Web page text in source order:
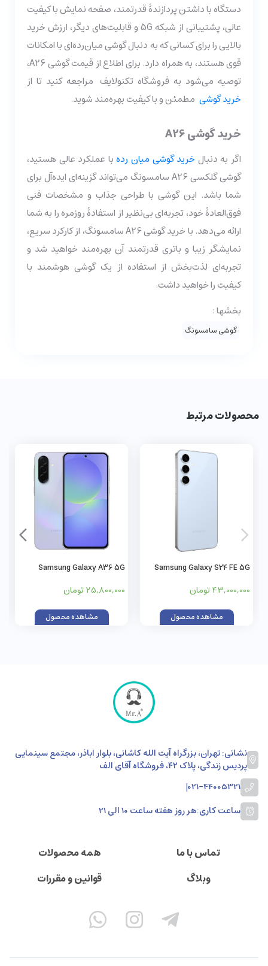
دستگاه با داشتن پردازندۀ قدرتمند، صفحه نمایش با کیفیت
عالی، پشتیبانی از شبکه 5G و قابلیت‌های دیگر، ارزش خرید
بالایی را برای کسانی که به دنبال گوشی میان‌رده‌ای با امکانات
قوی هستند، به همراه دارد. برای اطلاع از قیمت گوشی A26،
توصیه می‌شود به فروشگاه تکنولایف مراجعه کنید تا از
خرید گوشی مطمئن و با کیفیت بهره‌مند شوید.
خرید گوشی A26
اگر به دنبال خرید گوشی میان‌ ردهبا عملکرد عالی هستید،
گوشی گلکسی A26 سامسونگ می‌تواند گزینه‌ای ایده‌آل برای
شما باشد. این گوشی با طراحی جذاب و مشخصات فنی
فوق‌العادۀ خود، تجربه‌ای بی‌نظیر از استفادۀ روزمره را به شما
ارائه می‌دهد. با خرید گوشی A26 سامسونگ، از کارکرد سریع،
نمایشگر زیبا و باتری قدرتمند آن بهره‌مند خواهید شد و
تجربه‌ای لذت‌بخش از استفاده از یک گوشی هوشمند با
کیفیت را خواهید داشت.
بخشها :
گوشی سامسونگ
محصولات مرتبط
Samsung Galaxy S24 FE 5G
43,000,000 تومان
مشاهده محصول
Samsung Galaxy A36 5G
25,800,000 تومان
مشاهده محصول
نشانی: تهران، بزرگراه آیت الله کاشانی، بلوار اباذر، مجتمع سینمایی
پردیس زندگی، پلاک ۴۲، فروشگاه آقای الف
021-44005321
|
ساعت کاری:هر روز هفته ساعت 10 الی 21
تماس با ما
همه محصولات
وبلاگ
قوانین و مقررات